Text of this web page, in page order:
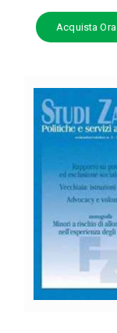
Acquista Ora